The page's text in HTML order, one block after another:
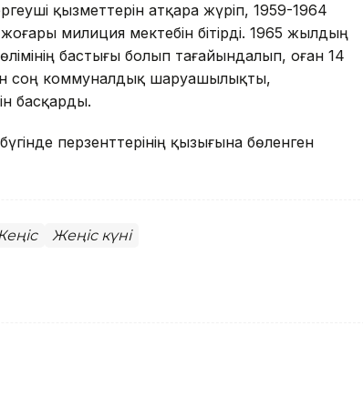
қызметтерін атқара жүріп, 1959-1964
милиция мектебін бітірді. 1965 жылдың
бастығы болып тағайындалып, оған 14
соң коммуналдық шаруашылықты,
басқарды.
перзенттерінің қызығына бөленген
Жеңіс күні